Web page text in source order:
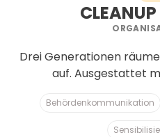
Drei Generationen
auf. Ausgestattet
Behördenkommunikation